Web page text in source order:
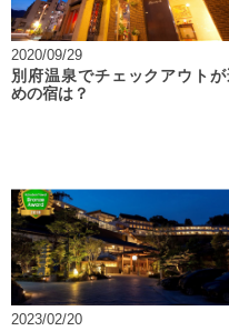
2020/09/29
別府温泉でチェックアウトが
めの宿は？
2023/02/20